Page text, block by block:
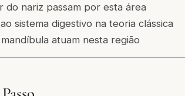
do nariz passam por esta área
sistema digestivo na teoria clássica
atuam nesta região